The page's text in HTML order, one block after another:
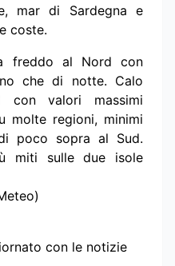
mar di Sardegna e
coste.
freddo al Nord con
che di notte. Calo
con valori massimi
molte regioni, minimi
poco sopra al Sud.
miti sulle due isole
con le notizie